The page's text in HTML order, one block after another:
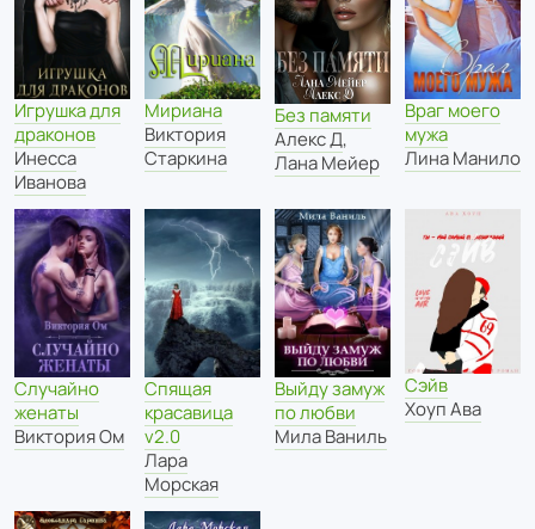
Игрушка для
драконов
Инесса
Иванова
Мириана
Виктория
Старкина
Без памяти
Алекс Д,
Лана Мейер
Враг моего
мужа
Лина Манило
Случайно
женаты
Виктория Ом
Спящая
красавица
v2.0
Лара
Морская
Выйду замуж
по любви
Мила Ваниль
Сэйв
Хоуп Ава